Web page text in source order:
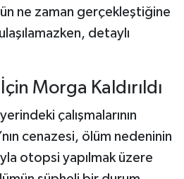
ne zaman gerçekleştiğine
detaylı
Morga Kaldırıldı
çalışmalarının
cenazesi, ölüm nedeninin
otopsi yapılmak üzere